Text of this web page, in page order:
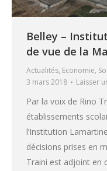
Belley –
de vue de la
Actualités, Economie,
3 mars 2018
Laisser
Par la voix de Rino
établissements
l’Institution
décisions prises en
Traini est adjoint en